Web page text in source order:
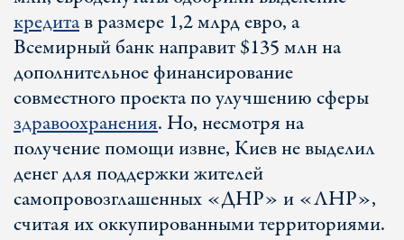
кредитав размере 1,2 млрд евро, а
Всемирный банк направит $135 млн на
дополнительное финансирование
совместного проекта по улучшению сферы
здравоохранения. Но, несмотря на
получение помощи извне, Киев не выделил
денег для поддержки жителей
самопровозглашенных «ДНР» и «ЛНР»,
считая их оккупированными территориями.